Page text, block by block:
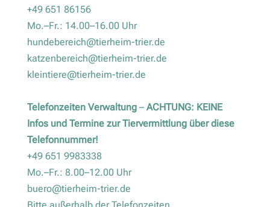
+49 651 86156
Mo.–Fr.: 14.00–16.00 Uhr
hundebereich@tierheim-trier.de
katzenbereich@tierheim-trier.de
kleintiere@tierheim-trier.de
Telefonzeiten Verwaltung– ACHTUNG: KEINE
Infos und Termine zur Tiervermittlung über diese
Telefonnummer!
+49 651 9983338
Mo.–Fr.: 8.00–12.00 Uhr
buero@tierheim-trier.de